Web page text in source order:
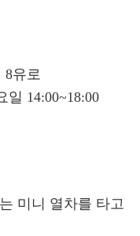
8유로
일 14:00~18:00
미니 열차를 타고